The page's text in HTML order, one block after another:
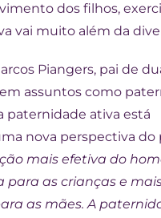
dos filhos,
vai muito além da
Piangers, pai de
assuntos como
paternidade ativa está
nova perspectiva do
mais efetiva do
para as crianças e
as mães. A